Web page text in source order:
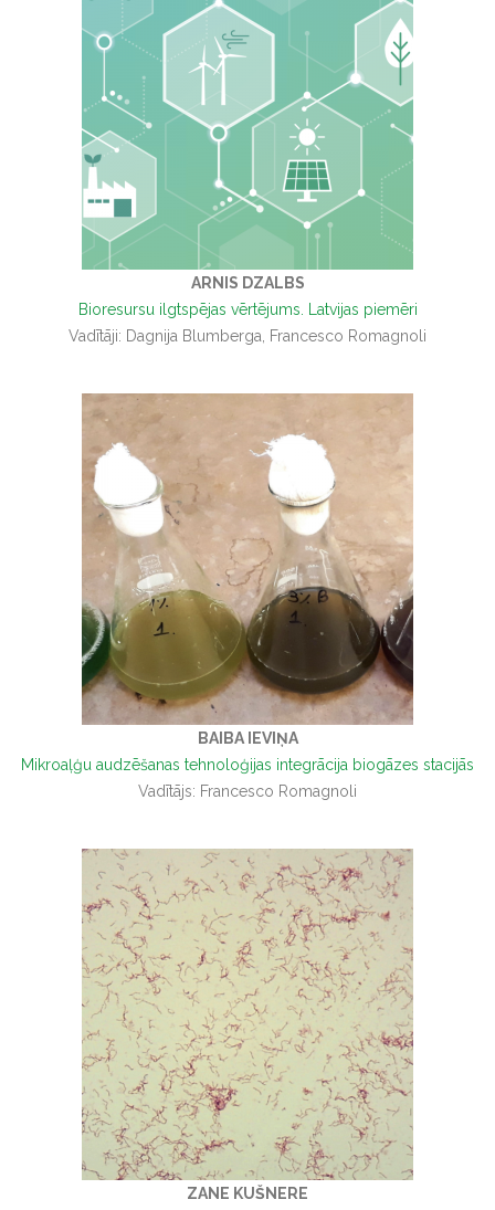
ARNIS DZALBS
Bioresursu ilgtspējas vērtējums. Latvijas piemēri
Vadītāji: Dagnija Blumberga, Francesco Romagnoli
BAIBA IEVIŅA
Mikroaļģu audzēšanas tehnoloģijas integrācija biogāzes stacijās
Vadītājs: Francesco Romagnoli
ZANE KUŠNERE